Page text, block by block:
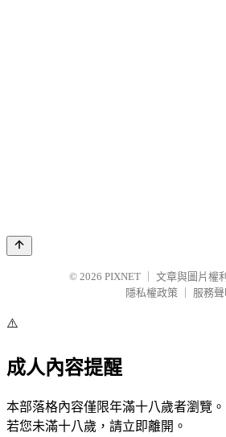
© 2026 PIXNET
文章與圖片權
隱私權政策
服務聲
⚠️
成人內容提醒
本部落格內容僅限年滿十八歲者瀏覽。
若您未滿十八歲，請立即離開。